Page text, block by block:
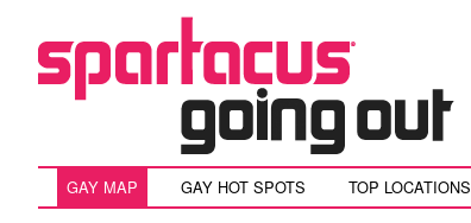
GAY MAP GAY HOT SPOTS TOP LOCATIONS